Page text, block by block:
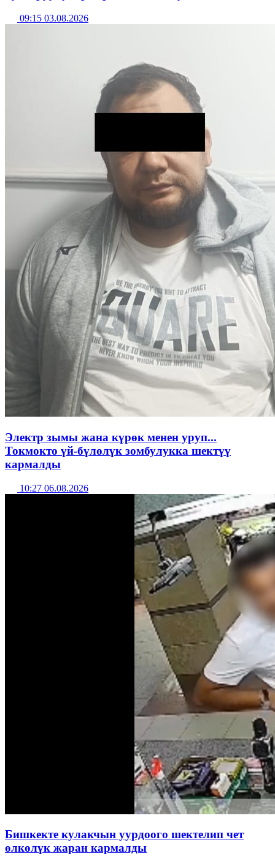
09:15 03.08.2026
Электр зымы жана күрөк менен уруп...
Токмокто үй-бүлөлүк зомбулукка шектүү
кармалды
10:27 06.08.2026
Бишкекте кулакчын уурдоого шектелип чет
өлкөлүк жаран кармалды